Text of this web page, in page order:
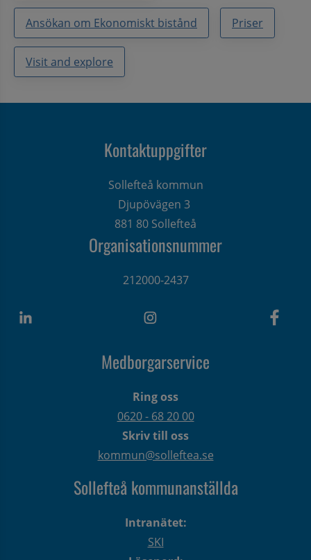
Ansökan om Ekonomiskt bistånd Priser
Visit and explore
Kontaktuppgifter
Sollefteå kommun
Djupövägen 3
881 80 Sollefteå
Organisationsnummer
212000-2437
Medborgarservice
Ring oss
0620 - 68 20 00
Skriv till oss
kommun@solleftea.se
Sollefteå kommunanställda
Intranätet:
SKI